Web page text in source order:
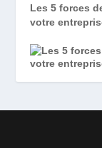
Les 5 forces
votre